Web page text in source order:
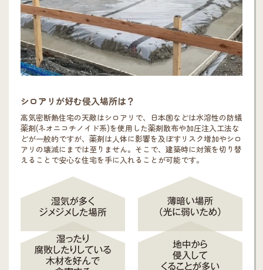
シロアリが好む侵入場所は？
高気密断熱住宅の天敵はシロアリで、日本国などは水溶性の防蟻
薬剤(ネオニコチノイド系)を使用した薬剤散布や加圧注入工法な
どが一般的ですが、薬剤は人体に影響を及ぼすリスク増加やシロ
アリの壊滅にまでは至りません。そこで、建築時に対策を切り替
えることで安心な住宅を手に入れることが可能です。